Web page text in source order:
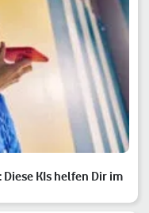
KIs helfen Dir im